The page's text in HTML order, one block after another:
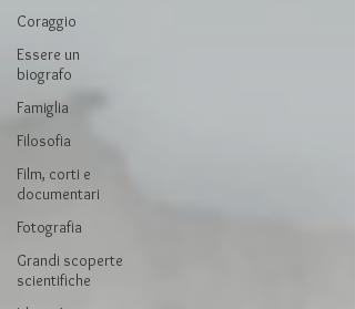
Coraggio
Essere un
biografo
Famiglia
Filosofia
Film, corti e
documentari
Fotografia
Grandi scoperte
scientifiche